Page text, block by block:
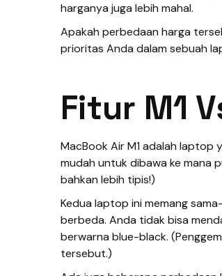
harganya juga lebih mahal.
Apakah perbedaan harga
prioritas Anda dalam sebuah
Fitur M1
MacBook Air M1 adalah laptop
mudah untuk dibawa ke mana
bahkan lebih tipis!)
Kedua laptop ini memang
berbeda. Anda tidak bisa
berwarna blue-black.
tersebut.)